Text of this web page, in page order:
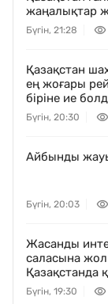
жаңалықтар
Бүгін, 21:28
Қазақстан
ең жоғары
біріне ие
Бүгін, 20:30
Айбынды
Бүгін, 20:03
Жасанды
саласына
Қазақстанда
Бүгін, 19:30